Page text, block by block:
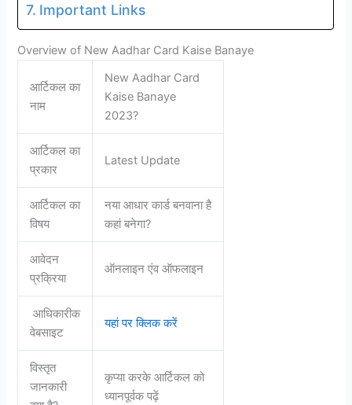
Important Links
Overview of New Aadhar Card Kaise Banaye
आर्टिकल का
नाम
New Aadhar Card
Kaise Banaye
2023?
आर्टिकल का
प्रकार
Latest Update
आर्टिकल का
विषय
नया आधार कार्ड बनवाना है
कहां बनेगा?
आवेदन
प्रक्रिया
ऑनलाइन एंव ऑफलाइन
आधिकारीक
वेबसाइट
यहां पर क्लिक करें
विस्तृत
जानकारी
कृप्या करके आर्टिकल को
ध्यानपूर्वक पढ़ें